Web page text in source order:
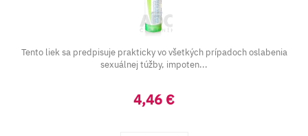
Tento liek sa predpisuje prakticky vo všetkých prípadoch oslabenia
sexuálnej túžby, impoten...
4,46 €